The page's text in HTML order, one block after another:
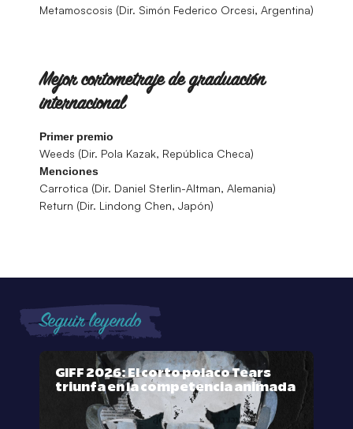
Metamoscosis (Dir. Simón Federico Orcesi, Argentina)
Mejor cortometraje de graduación
internacional
Primer premio
Weeds (Dir. Pola Kazak, República Checa)
Menciones
Carrotica (Dir. Daniel Sterlin-Altman, Alemania)
Return (Dir. Lindong Chen, Japón)
Seguir leyendo
GIFF 2026: El corto polaco Tears
triunfa en la competencia animada